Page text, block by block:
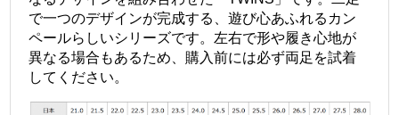
で一つのデザインが完成する、遊び心あふれるカン
ペールらしいシリーズです。左右で形や履き心地が
異なる場合もあるため、購入前には必ず両足を試着
してください。